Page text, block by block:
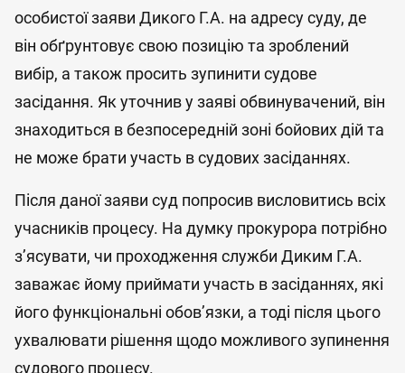
особистої заяви Дикого Г.А. на адресу суду, де
він обґрунтовує свою позицію та зроблений
вибір, а також просить зупинити судове
засідання. Як уточнив у заяві обвинувачений, він
знаходиться в безпосередній зоні бойових дій та
не може брати участь в судових засіданнях.
Після даної заяви суд попросив висловитись всіх
учасників процесу. На думку прокурора потрібно
з’ясувати, чи проходження служби Диким Г.А.
заважає йому приймати участь в засіданнях, які
його функціональні обов’язки, а тоді після цього
ухвалювати рішення щодо можливого зупинення
судового процесу.